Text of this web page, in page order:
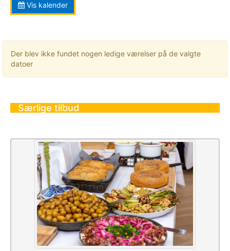
Vis kalender
Der blev ikke fundet nogen ledige værelser på de valgte
datoer
Særlige tilbud